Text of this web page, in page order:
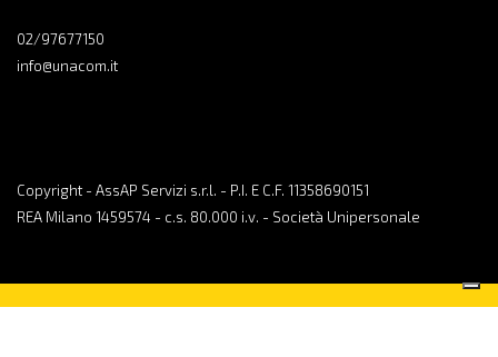
02/97677150
info@unacom.it
Copyright - AssAP Servizi s.r.l. - P.I. E C.F. 11358690151
REA Milano 1459574 - c.s. 80.000 i.v. - Società Unipersonale